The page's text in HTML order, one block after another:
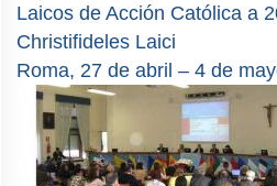
Laicos de Acción Católica a
Christifideles Laici
Roma, 27 de abril – 4 de